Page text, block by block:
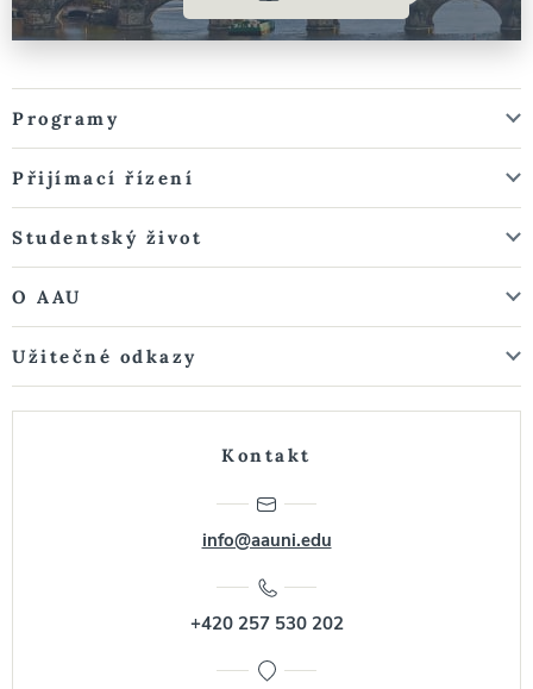
Programy
Přijímací řízení
Studentský život
O AAU
Užitečné odkazy
Kontakt
info@aauni.edu
+420 257 530 202